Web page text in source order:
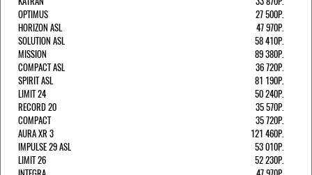
OPTIMUS
27 500Р.
HORIZON ASL
47 970Р.
SOLUTION ASL
58 410Р.
MISSION
89 380Р.
COMPACT ASL
36 720Р.
SPIRIT ASL
81 190Р.
LIMIT 24
50 240Р.
RECORD 20
35 570Р.
COMPACT
35 720Р.
AURA XR 3
121 460Р.
IMPULSE 29 ASL
53 010Р.
LIMIT 26
52 230Р.